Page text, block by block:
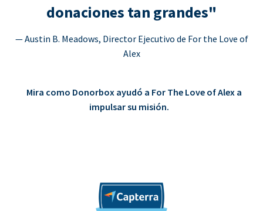
donaciones tan grandes"
— Austin B. Meadows, Director Ejecutivo de For the Love of
Alex
Mira como Donorbox ayudó a For The Love of Alex a
impulsar su misión.